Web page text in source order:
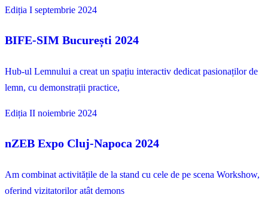
Ediția I septembrie 2024
BIFE-SIM București 2024
Hub‑ul Lemnului a creat un spațiu interactiv dedicat pasionaților de
lemn, cu demonstrații practice,
Ediția II noiembrie 2024
nZEB Expo Cluj-Napoca 2024
Am combinat activitățile de la stand cu cele de pe scena Workshow,
oferind vizitatorilor atât demons